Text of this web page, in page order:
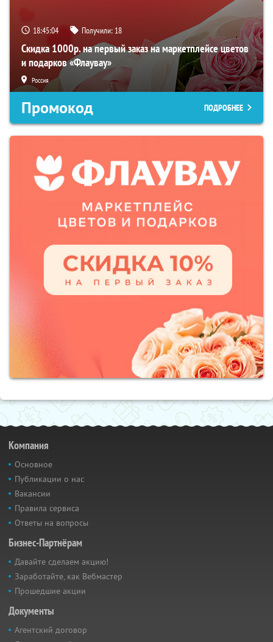
18:45:03 Получили: 18
Скидка 1000р. на первый заказ на маркетплейсе цветов
и подарков «Флаувау»
Россия
Промокод ПОДРОБНЕЕ
Компания
Основное
Публикации о нас
Вакансии
Правила сервиса
Ответы на вопросы
Бизнес-Партнёрам
Давайте сделаем акцию!
Заработайте, как Вебмастер
Прошедшие акции
Документы
Агентский договор